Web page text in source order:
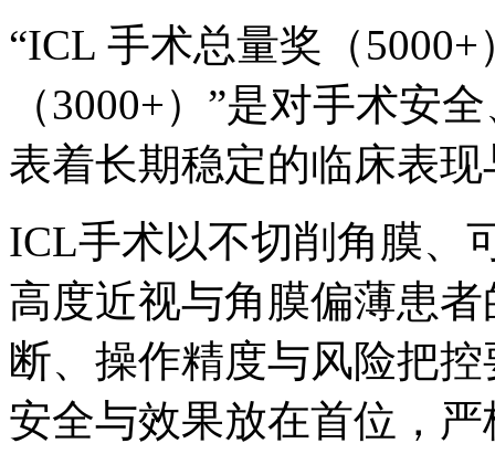
“ICL 手术总量奖（
（3000+）”是对手术安
表着长期稳定的临床表
ICL手术以不切削角膜、
高度近视与角膜偏薄患
断、操作精度与风险把
安全与效果放在首位，